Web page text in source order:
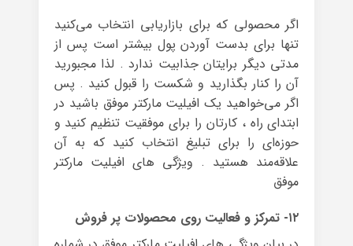
اگر محصولی که برای بازاریابی انتخاب می‌کنید
تنها برای بدست آوردن پول بیشتر است پس از
مدتی دیگر برایتان جذابیت ندارد . لذا مجبورید
آن را کنار بگذارید و شکست را قبول کنید . پس
اگر می‌خواهید یک افیلیت مارکتر موفق باشید در
ابتدای راه ، کارتان را برای موفقیت تنظیم کنید و
حوزه‌ای را برای تبلیغ انتخاب کنید که به آن
علاقه‌مند هستید . ویژگی های افیلیت مارکتر
موفق
۱۲- تمرکز و فعالیت روی محصولات پر فروش